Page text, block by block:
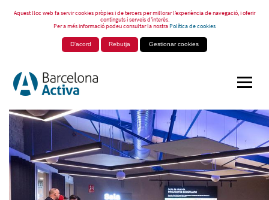
Aquest lloc web fa servir cookies pròpies i de tercers per millorar l’experiència de navegació, i oferir
continguts i serveis d’interès.
Per a més informació podeu consultar la nostraPolítica de cookies
D'acord Rebutja Gestionar cookies